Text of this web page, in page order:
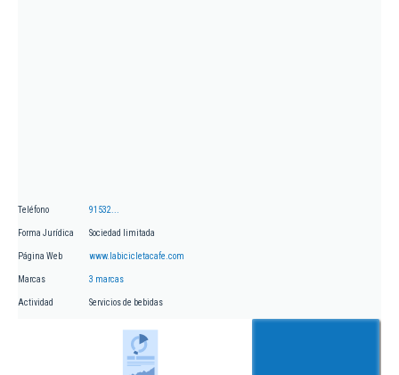
Teléfono 91532...
Forma Jurídica Sociedad limitada
Página Web www.labicicletacafe.com
Marcas 3 marcas
Actividad Servicios de bebidas